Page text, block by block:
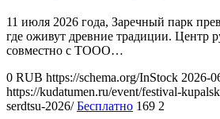
11 июля 2026 года, Заречный парк
где оживут древние традиции. Центр
совместно с ТООО…
0 RUB https://schema.org/InStock 2026-
https://kudatumen.ru/event/festival-
serdtsu-2026/ Бесплатно 169 2